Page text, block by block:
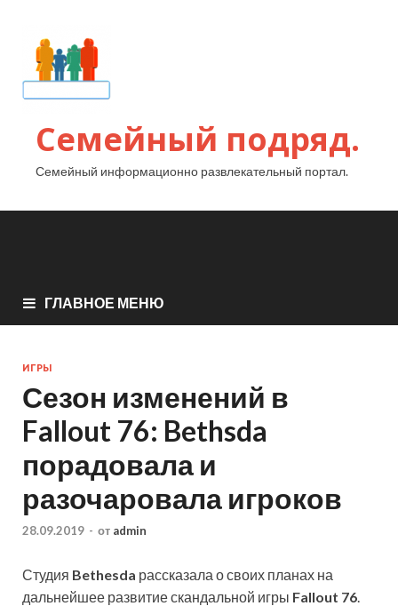
Семейный подряд.
Семейный информационно развлекательный портал.
ГЛАВНОЕ МЕНЮ
ИГРЫ
Сезон изменений в
Fallout 76: Bethsda
порадовала и
разочаровала игроков
28.09.2019 - от admin
Студия Bethesda рассказала о своих планах на
дальнейшее развитие скандальной игры Fallout 76.